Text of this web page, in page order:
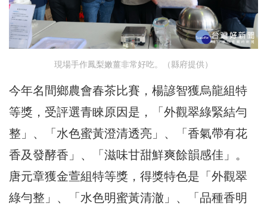
現場手作鳳梨嫩薑非常好吃。（縣府提供）
今年名間鄉農會春茶比賽，楊諺智獲烏龍組特
等獎，受評選青睞原因是，「外觀翠綠緊結勻
整」、「水色蜜黃澄清透亮」、「香氣帶有花
香及發酵香」、「滋味甘甜鮮爽餘韻感佳」。
唐元章獲金萱組特等獎，得獎特色是「外觀翠
綠勻整」、「水色明蜜黃清澈」、「品種香明